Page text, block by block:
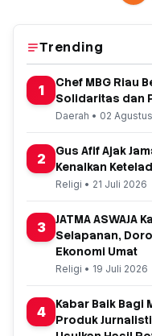
Trending
1
Chef MBG Riau
Solidaritas dan
Daerah • 02
2
Gus Afif Ajak
Kenalkan
Religi • 21 Juli 2026
3
JATMA ASWAJA
Selapanan,
Ekonomi Umat
Religi • 19 Juli 2026
4
Kabar Baik Bagi
Produk